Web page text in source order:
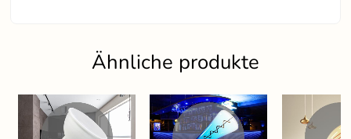
Ähnliche produkte